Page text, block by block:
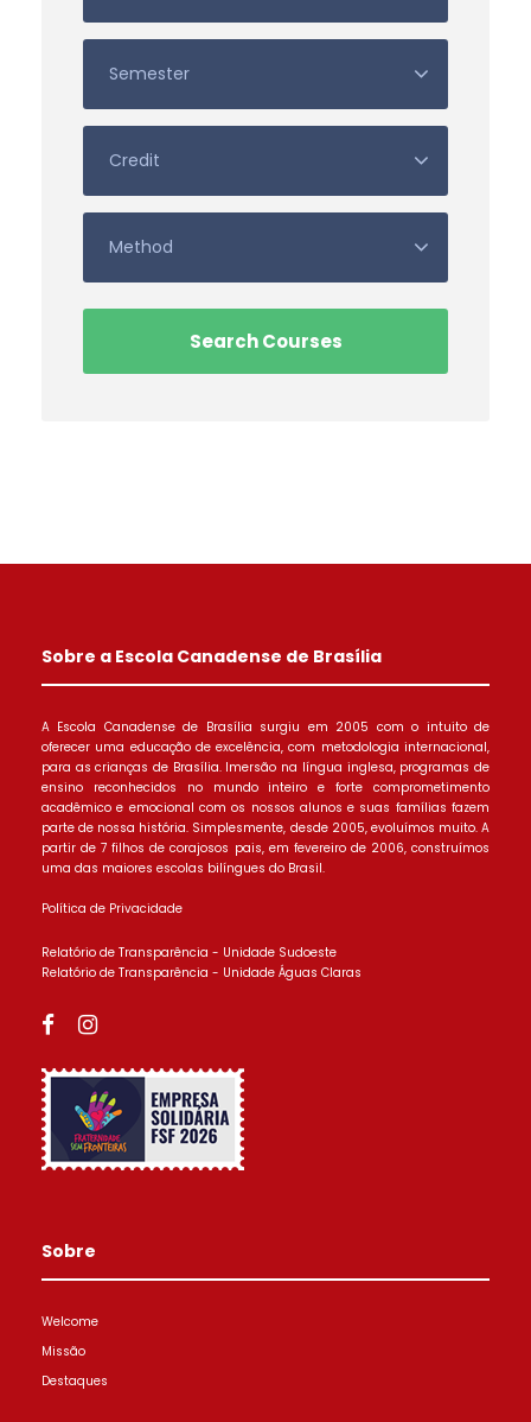
Sobre a Escola Canadense de Brasília
A Escola Canadense de Brasília surgiu em 2005 com o intuito de
oferecer uma educação de excelência, com metodologia internacional,
para as crianças de Brasília. Imersão na língua inglesa, programas de
ensino reconhecidos no mundo inteiro e forte comprometimento
acadêmico e emocional com os nossos alunos e suas famílias fazem
parte de nossa história. Simplesmente, desde 2005, evoluímos muito. A
partir de 7 filhos de corajosos pais, em fevereiro de 2006, construímos
uma das maiores escolas bilíngues do Brasil.
Política de Privacidade
Relatório de Transparência - Unidade Sudoeste
Relatório de Transparência - Unidade Águas Claras
Sobre
Welcome
Missão
Destaques